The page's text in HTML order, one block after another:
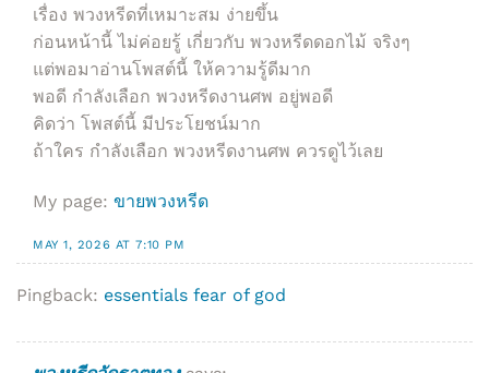
เรื่อง พวงหรีดที่เหมาะสม ง่ายขึ้น
ก่อนหน้านี้ ไม่ค่อยรู้ เกี่ยวกับ พวงหรีดดอกไม้ จริงๆ
แต่พอมาอ่านโพสต์นี้ ให้ความรู้ดีมาก
พอดี กำลังเลือก พวงหรีดงานศพ อยู่พอดี
คิดว่า โพสต์นี้ มีประโยชน์มาก
ถ้าใคร กำลังเลือก พวงหรีดงานศพ ควรดูไว้เลย
My page: ขายพวงหรีด
MAY 1, 2026 AT 7:10 PM
Pingback: essentials fear of god